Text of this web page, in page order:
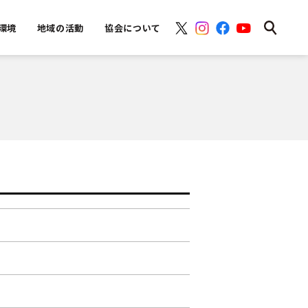
境 地域の活動 協会について